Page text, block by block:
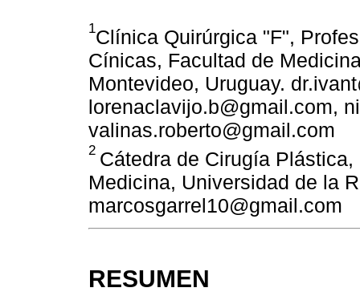
1Clínica Quirúrgica "F",
Cínicas, Facultad de
Montevideo, Uruguay.
lorenaclavijo.b@gmail.com,
valinas.roberto@gmail.com
2 Cátedra de Cirugía
Medicina, Universidad de la
marcosgarrel10@gmail.com
RESUMEN